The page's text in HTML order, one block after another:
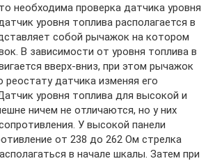
необходима проверка датчика уровня
уровня топлива располагается в
собой рычажок на котором
В зависимости от уровня топлива в
вверх-вниз, при этом рычажок
датчика изменяя его
уровня топлива для высокой и
ничем не отличаются, но у них
У высокой панели
от 238 до 262 Ом стрелка
в начале шкалы. Затем при